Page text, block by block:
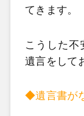
てきます。
こうした不
遺言をして
◆遺言書が